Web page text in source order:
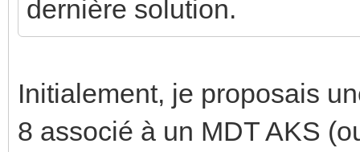
dernière solution.
Initialement, je proposais
8 associé à un MDT AKS